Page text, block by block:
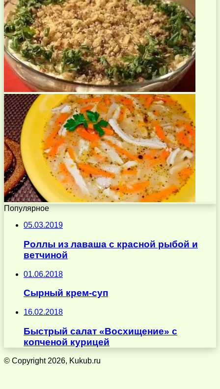
Популярное
05.03.2019
Роллы из лаваша с красной рыбой и
ветчиной
01.06.2018
Сырный крем-суп
16.02.2018
Быстрый салат «Восхищение» с
копченой курицей
© Copyright 2026, Kukub.ru